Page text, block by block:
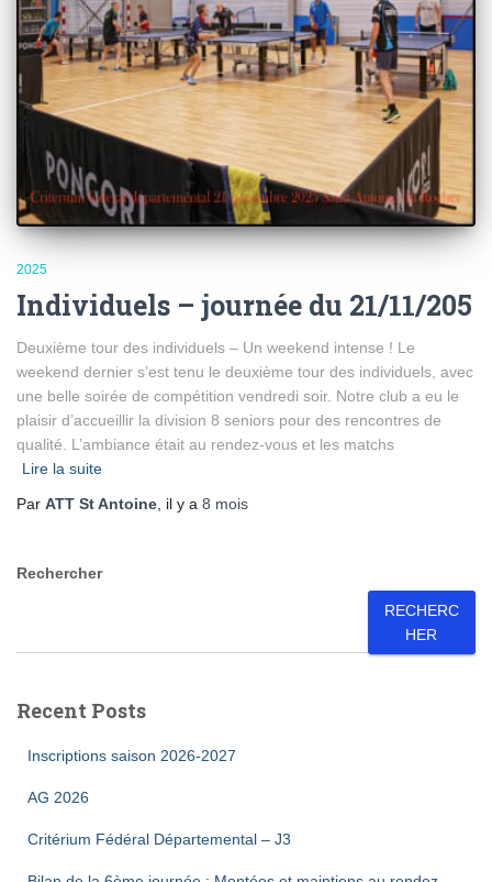
2025
Individuels – journée du 21/11/205
Deuxième tour des individuels – Un weekend intense ! Le
weekend dernier s’est tenu le deuxième tour des individuels, avec
une belle soirée de compétition vendredi soir. Notre club a eu le
plaisir d’accueillir la division 8 seniors pour des rencontres de
qualité. L’ambiance était au rendez-vous et les matchs
Lire la suite
Par ATT St Antoine, il y a 8 mois
Rechercher
RECHERC
HER
Recent Posts
Inscriptions saison 2026-2027
AG 2026
Critérium Fédéral Départemental – J3